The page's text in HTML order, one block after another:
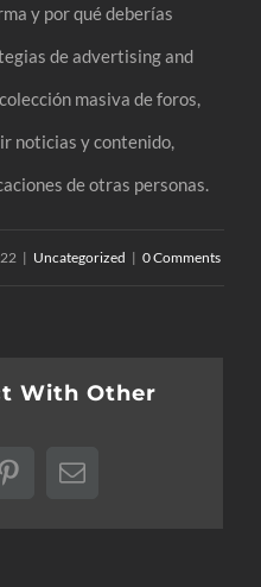
y por qué deberías
de advertising and
masiva de foros,
noticias y contenido,
de otras personas.
| Uncategorized | 0 Comments
With Other
PinterestEmail